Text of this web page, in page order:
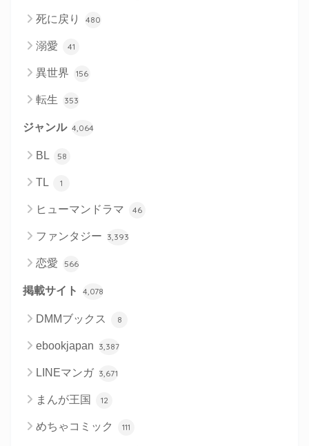
死に戻り 480
溺愛 41
異世界 156
転生 353
ジャンル 4,064
BL 58
TL 1
ヒューマンドラマ 46
ファンタジー 3,393
恋愛 566
掲載サイト 4,078
DMMブックス 8
ebookjapan 3,387
LINEマンガ 3,671
まんが王国 12
めちゃコミック 111